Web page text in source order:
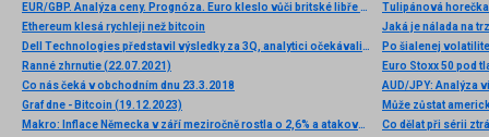
EUR/GBP. Analýza ceny. Prognóza. Euro kleslo vůči britské libře na roční minimum
Ethereum klesá rychleji než bitcoin
Dell Technologies představil výsledky za 3Q, analytici očekávali rychlejší oživení trhu s PC
Ranné zhrnutie (22.07.2021)
Co nás čeká v obchodním dnu 23.3.2018
Graf dne - Bitcoin (19.12.2023)
Makro: Inflace Německa v září meziročně rostla o 2,6% a atakovala tříletý vrchol
Tulipánová
Jaká je nálada na
Po šialenej
Euro Stoxx 50 pod
AUD/JPY: Analýza
Může zůstat
Co dělat při sérii